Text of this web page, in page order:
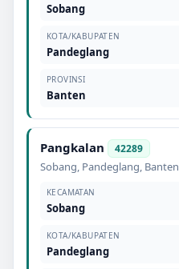
Sobang
KOTA/KABUPATEN
Pandeglang
PROVINSI
Banten
Pangkalan 42289
Sobang, Pandeglang, Banten
KECAMATAN
Sobang
KOTA/KABUPATEN
Pandeglang